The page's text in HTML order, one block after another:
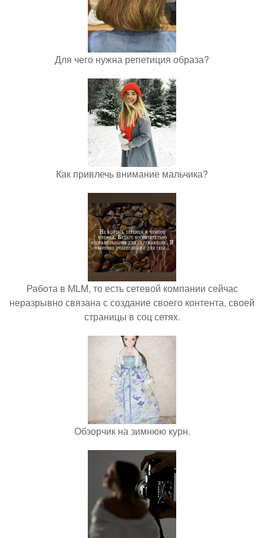
Для чего нужна репетиция образа?
Как привлечь внимание мальчика?
Работа в MLM, то есть сетевой компании сейчас
неразрывно связана с создание своего контента, своей
страницы в соц сетях.
Обзорчик на зимнюю курн.